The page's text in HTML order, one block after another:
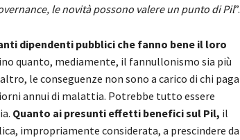
le novità possono valere un punto di Pil”.
dipendenti pubblici che fanno bene il loro
quanto, mediamente, il fannullonismo sia più
le conseguenze non sono a carico di chi paga
annui di malattia. Potrebbe tutto essere
Quanto ai presunti effetti benefici sul Pil, il
impropriamente considerata, a prescindere da